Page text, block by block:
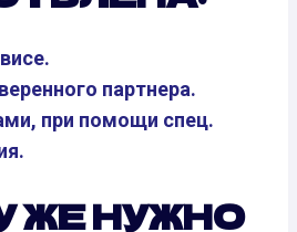
партнера.
при помощи спец.
ЖЕ НУЖНО